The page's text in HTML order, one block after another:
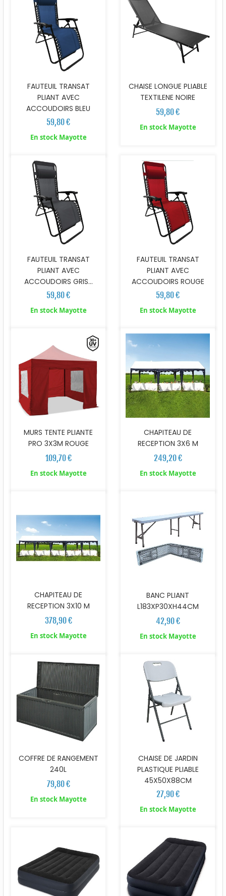
FAUTEUIL TRANSAT
PLIANT AVEC
ACCOUDOIRS BLEU
59,80 €
En stock Mayotte
CHAISE LONGUE PLIABLE
TEXTILENE NOIRE
59,80 €
En stock Mayotte
FAUTEUIL TRANSAT
PLIANT AVEC
ACCOUDOIRS GRIS...
59,80 €
En stock Mayotte
FAUTEUIL TRANSAT
PLIANT AVEC
ACCOUDOIRS ROUGE
59,80 €
En stock Mayotte
MURS TENTE PLIANTE
PRO 3X3M ROUGE
109,70 €
En stock Mayotte
CHAPITEAU DE
RECEPTION 3X6 M
249,20 €
En stock Mayotte
CHAPITEAU DE
RECEPTION 3X10 M
378,90 €
En stock Mayotte
BANC PLIANT
L183XP30XH44CM
42,90 €
En stock Mayotte
COFFRE DE RANGEMENT
240L
79,80 €
En stock Mayotte
CHAISE DE JARDIN
PLASTIQUE PLIABLE
45X50X88CM
27,90 €
En stock Mayotte